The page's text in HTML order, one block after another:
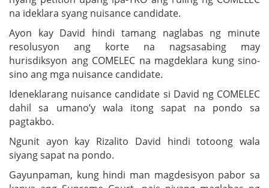
na ideklara syang nuisance candidate.
Ayon kay David hindi tamang naglabas ng minute
resolusyon ang korte na nagsasabing may
hurisdiksyon ang COMELEC na magdeklara kung sino-
sino ang mga nuisance candidate.
Ideneklarang nuisance candidate si David ng COMELEC
dahil sa umano’y wala itong sapat na pondo sa
pagtakbo.
Ngunit ayon kay Rizalito David hindi totoong wala
siyang sapat na pondo.
Gayunpaman, kung hindi man magdesisyon pabor sa